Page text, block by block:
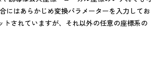
にはあらかじめ変換パラメーターを入力してお
されていますが、それ以外の任意の座標系の